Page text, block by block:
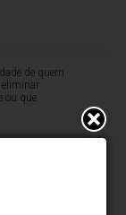
de quem
eliminar
ou que